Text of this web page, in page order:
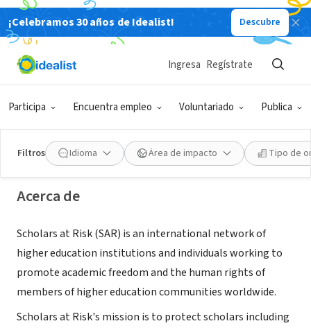
¡Celebramos 30 años de Idealist! Descubre
Participa Encuentra empleo Voluntariado Publica
Ingresa Regístrate
Filtros Idioma Área de impacto Tipo de
Scholars at Risk
New York, NY www.scholarsatrisk.org
Acerca de
Scholars at Risk (SAR) is an international network of
higher education institutions and individuals working to
promote academic freedom and the human rights of
members of higher education communities worldwide.
Scholars at Risk's mission is to protect scholars including